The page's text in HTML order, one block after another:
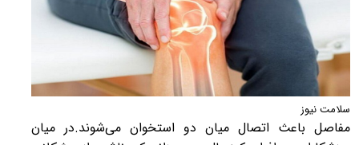
سلامت نیوز
مفاصل باعث اتصال میان دو استخوان می‌شوند.در میان